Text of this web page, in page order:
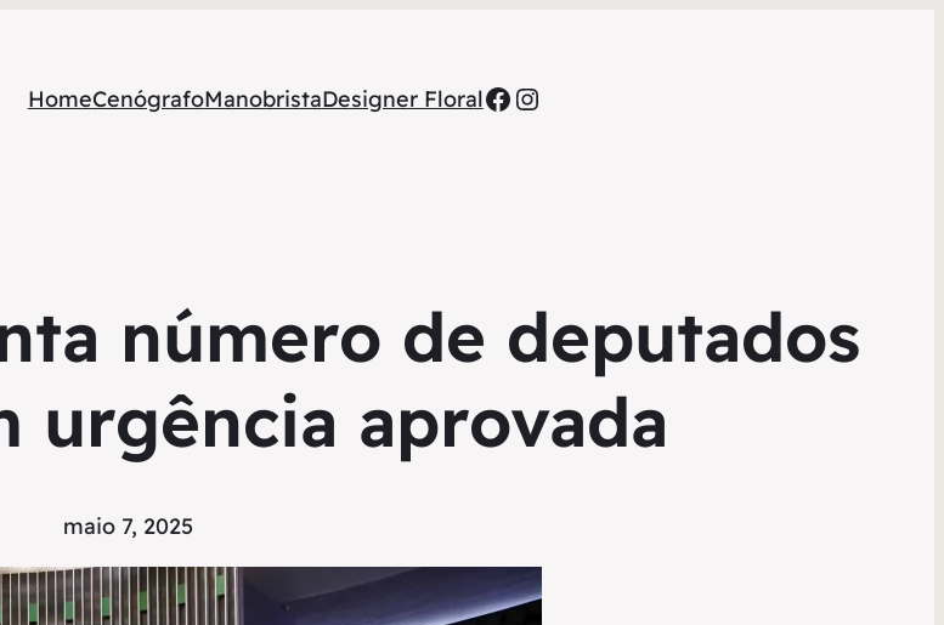
HomeCenógrafoManobristaDesigner FloralFacebook
Instagram
número de deputados
urgência aprovada
maio 7, 2025